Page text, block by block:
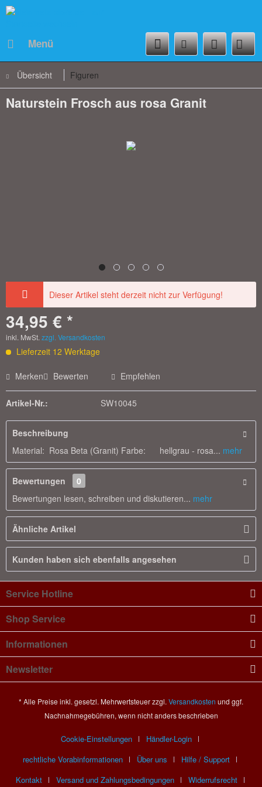
Menü
Übersicht Figuren
Naturstein Frosch aus rosa Granit
Dieser Artikel steht derzeit nicht zur Verfügung!
34,95 € *
inkl. MwSt. zzgl. Versandkosten
Lieferzeit 12 Werktage
Merken Bewerten Empfehlen
Artikel-Nr.: SW10045
Beschreibung
Material: Rosa Beta (Granit) Farbe: hellgrau - rosa... mehr
Bewertungen
0
Bewertungen lesen, schreiben und diskutieren... mehr
Ähnliche Artikel
Kunden haben sich ebenfalls angesehen
Service Hotline
Shop Service
Informationen
Newsletter
* Alle Preise inkl. gesetzl. Mehrwertsteuer zzgl. Versandkosten und ggf.
Nachnahmegebühren, wenn nicht anders beschrieben
Cookie-Einstellungen
Händler-Login
rechtliche Vorabinformationen
Über uns
Hilfe / Support
Kontakt
Versand und Zahlungsbedingungen Widerrufsrecht